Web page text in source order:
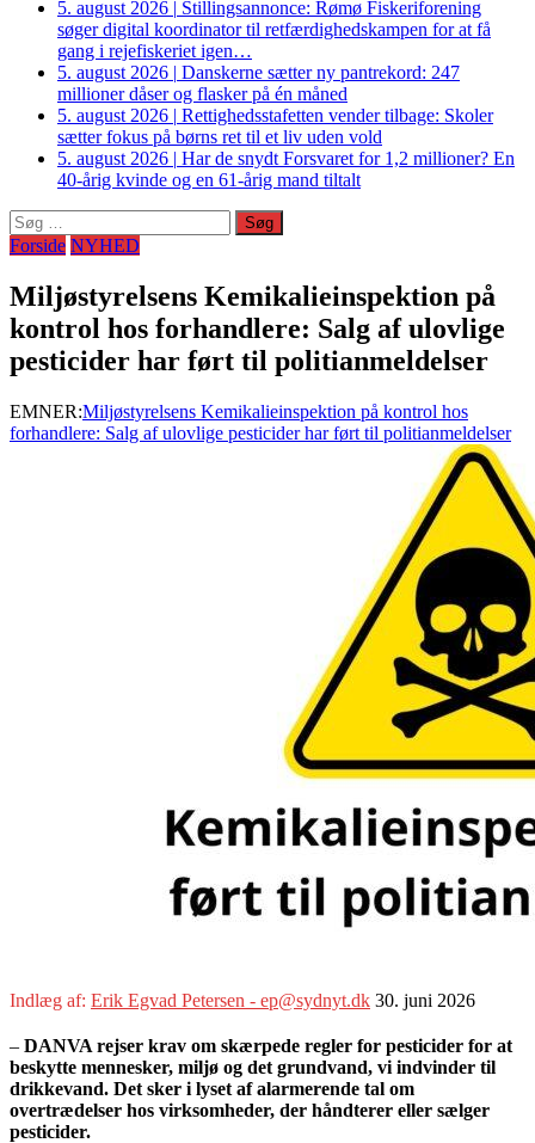
5. august 2026 | Stillingsannonce: Rømø Fiskeriforening
søger digital koordinator til retfærdighedskampen for at få
gang i rejefiskeriet igen…
5. august 2026 | Danskerne sætter ny pantrekord: 247
millioner dåser og flasker på én måned
5. august 2026 | Rettighedsstafetten vender tilbage: Skoler
sætter fokus på børns ret til et liv uden vold
5. august 2026 | Har de snydt Forsvaret for 1,2 millioner? En
40-årig kvinde og en 61-årig mand tiltalt
Søg
efter:
Forside NYHED
Miljøstyrelsens Kemikalieinspektion på
kontrol hos forhandlere: Salg af ulovlige
pesticider har ført til politianmeldelser
EMNER:Miljøstyrelsens Kemikalieinspektion på kontrol hos
forhandlere: Salg af ulovlige pesticider har ført til politianmeldelser
Indlæg af: Erik Egvad Petersen - ep@sydnyt.dk 30. juni 2026
– DANVA rejser krav om skærpede regler for pesticider for at
beskytte mennesker, miljø og det grundvand, vi indvinder til
drikkevand. Det sker i lyset af alarmerende tal om
overtrædelser hos virksomheder, der håndterer eller sælger
pesticider.